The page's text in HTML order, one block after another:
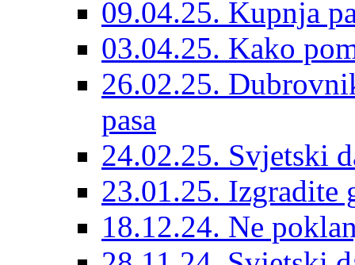
09.04.25. Kupnja
03.04.25. Kako
26.02.25.
pasa
24.02.25. Svjetski
23.01.25. Izgradite
18.12.24. Ne